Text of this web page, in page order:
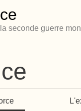
seconde guerre